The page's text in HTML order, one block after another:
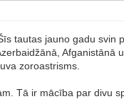
Afganistānā
zoroastrisms.
Tā ir mācība par divu